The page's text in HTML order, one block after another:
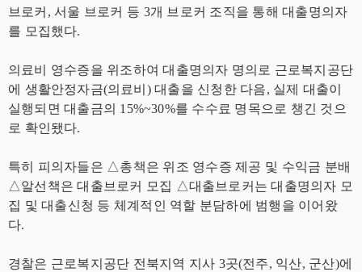
브로커, 서울 브로커 등 3개 브로커 조직을 통해 대출명의자
를 모집했다.
의료비 영수증을 위조하여 대출명의자 명의로 근로복지공단
에 생활안정자금(의료비) 대출을 신청한 다음, 실제 대출이
실행되면 대출금의 15%~30%를 수수료 명목으로 챙긴 것으
로 확인됐다.
특히 피의자들은 △총책은 위조 영수증 제공 및 수익금 분배
△알선책은 대출브로커 모집 △대출브로커는 대출명의자 모
집 및 대출신청 등 체계적인 역할 분담하에 범행을 이어왔
다.
경찰은 근로복지공단 전북지역 지사 3곳(전주, 익산, 군산)에